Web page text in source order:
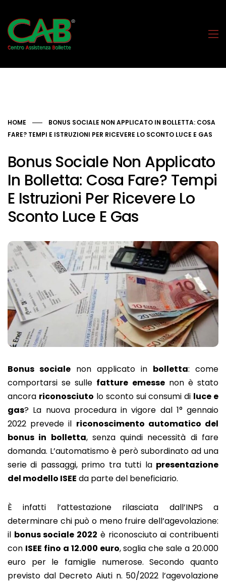
HOME
BONUS SOCIALE NON APPLICATO IN BOLLETTA: COSA
FARE? TEMPI E ISTRUZIONI PER RICEVERE LO SCONTO LUCE E GAS
Bonus Sociale Non Applicato
In Bolletta: Cosa Fare? Tempi
E Istruzioni Per Ricevere Lo
Sconto Luce E Gas
Bonus sociale non applicato in bolletta: come
comportarsi se sulle fatture emessenon è stato
ancora riconosciuto lo sconto sui consumi di luce e
gas? La nuova procedura in vigore dal 1° gennaio
2022 prevede il riconoscimento automatico del
bonus in bolletta, senza quindi necessità di fare
domanda. L’automatismo è però subordinato ad una
serie di passaggi, primo tra tutti la presentazione
del modello ISEE da parte del beneficiario.
È infatti l’attestazione rilasciata dall’INPS a
determinare chi può o meno fruire dell’agevolazione:
il bonus sociale 2022 è riconosciuto ai contribuenti
con ISEE fino a 12.000 euro, soglia che sale a 20.000
euro per le famiglie numerose. Secondo quanto
previsto dal Decreto Aiuti n. 50/2022 l’agevolazione